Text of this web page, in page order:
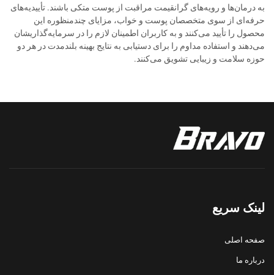
به درمان‌ها و رویه‌های گرانقیمت مراقبت از پوست متکی باشند. تأییدیه‌های
حرفه‌ای از سوی متخصصان پوست و خواب، مزایای چندمنظوره این
محصول را تأیید می‌کنند و به کاربران اطمینان لازم را در سرمایه‌گذاریشان
می‌دهند و استفاده مداوم را برای دستیابی به نتایج بهینه بلندمدت در هر دو
حوزه سلامت و زیبایی تشویق می‌کنند.
لینک سریع
صفحه اصلی
درباره ما